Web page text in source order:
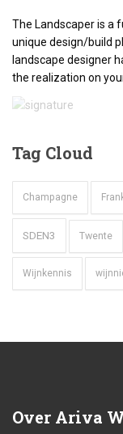
The Landscaper is a
unique design/build
landscape designer
the realization on
Tag Cloud
Champagne
SDEN3 Twente
Wijnkennis
Over Ariva